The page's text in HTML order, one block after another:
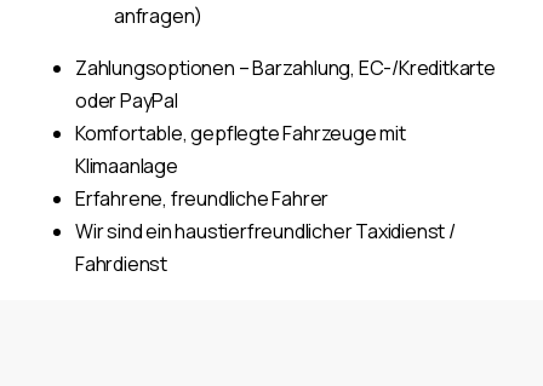
anfragen)
Zahlungsoptionen – Barzahlung, EC-/Kreditkarte
oder PayPal
Komfortable, gepflegte Fahrzeuge mit
Klimaanlage
Erfahrene, freundliche Fahrer
Wir sind ein haustierfreundlicher Taxidienst /
Fahrdienst